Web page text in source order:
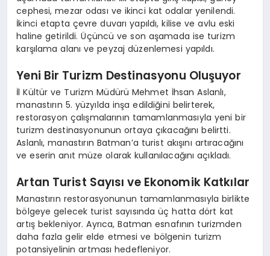
cephesi, mezar odası ve ikinci kat odalar yenilendi.
İkinci etapta çevre duvarı yapıldı, kilise ve avlu eski
haline getirildi. Üçüncü ve son aşamada ise turizm
karşılama alanı ve peyzaj düzenlemesi yapıldı.
Yeni Bir Turizm Destinasyonu Oluşuyor
İl Kültür ve Turizm Müdürü Mehmet İhsan Aslanlı,
manastırın 5. yüzyılda inşa edildiğini belirterek,
restorasyon çalışmalarının tamamlanmasıyla yeni bir
turizm destinasyonunun ortaya çıkacağını belirtti.
Aslanlı, manastırın Batman’a turist akışını artıracağını
ve eserin anıt müze olarak kullanılacağını açıkladı.
Artan Turist Sayısı ve Ekonomik Katkılar
Manastırın restorasyonunun tamamlanmasıyla birlikte
bölgeye gelecek turist sayısında üç hatta dört kat
artış bekleniyor. Ayrıca, Batman esnafının turizmden
daha fazla gelir elde etmesi ve bölgenin turizm
potansiyelinin artması hedefleniyor.